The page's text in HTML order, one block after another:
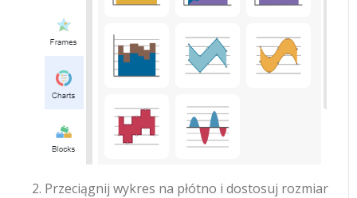
Przeciągnij wykres na płótno i dostosuj rozmiar